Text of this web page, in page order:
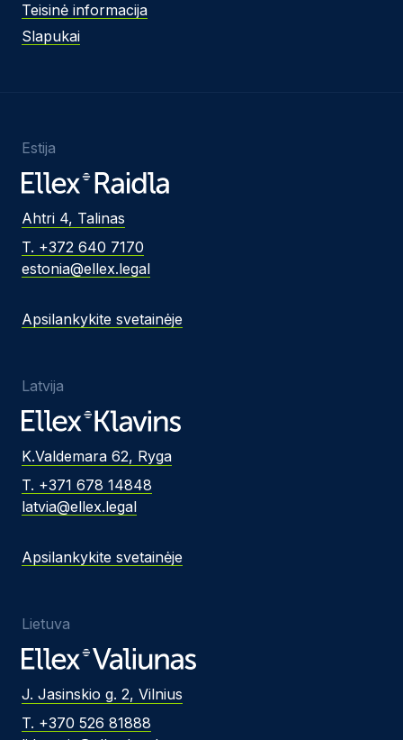
Teisinė informacija
Slapukai
Estija
Ahtri 4, Talinas
T. +372 640 7170
estonia@ellex.legal
Apsilankykite svetainėje
Latvija
K.Valdemara 62, Ryga
T. +371 678 14848
latvia@ellex.legal
Apsilankykite svetainėje
Lietuva
J. Jasinskio g. 2, Vilnius
T. +370 526 81888